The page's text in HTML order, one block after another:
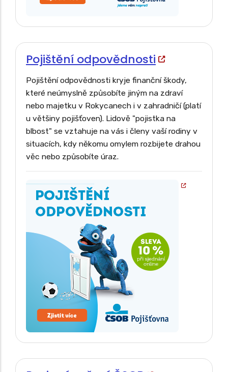
Pojištění odpovědnosti
Pojištění odpovědnosti kryje finanční škody,
které neúmyslně způsobíte jiným na zdraví
nebo majetku v Rokycanech i v zahradničí (platí
u většiny pojišťoven). Lidově "pojistka na
blbost" se vztahuje na vás i členy vaší rodiny v
situacích, kdy někomu omylem rozbijete drahou
věc nebo způsobíte úraz.